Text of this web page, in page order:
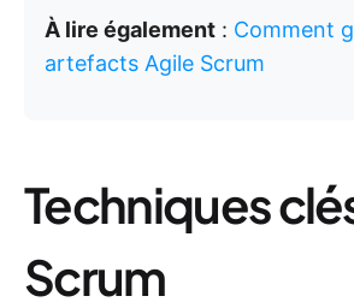
À lire également : Comment
artefacts Agile Scrum
Techniques
Scrum